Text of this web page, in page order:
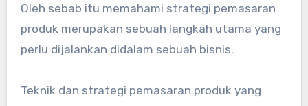
Oleh sebab itu memahami strategi pemasaran
produk merupakan sebuah langkah utama yang
perlu dijalankan didalam sebuah bisnis.
Teknik dan strategi pemasaran produk yang